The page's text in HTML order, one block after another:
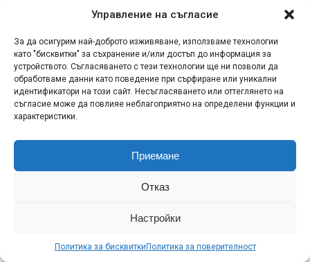
Управление на съгласие
За да осигурим най-доброто изживяване, използваме технологии
като "бисквитки" за съхранение и/или достъп до информация за
устройството. Съгласяването с тези технологии ще ни позволи да
обработваме данни като поведение при сърфиране или уникални
идентификатори на този сайт. Несъгласяването или оттеглянето на
съгласие може да повлияе неблагоприятно на определени функции и
характеристики.
Приемане
Отказ
Настройки
Политика за бисквитки Политика за поверителност
Приложението може да се използва и за споделяне
на дигиталния ключ на BAO 5, който позволява
отключване, заключване и стартиране на
автомобила. NFC дигиталният ключ на автомобила
работи без необходимост от мобилна мрежа и може
да се използва дори при нисък заряд на батерията
на телефона.